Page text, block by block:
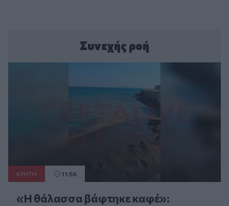
Συνεχής ροή
ΚΡΗΤΗ 11:56
«Η θάλασσα βάφτηκε καφέ»: